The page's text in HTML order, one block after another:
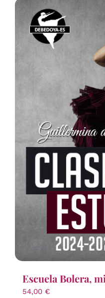
Escuela Bolera,
54,00 €